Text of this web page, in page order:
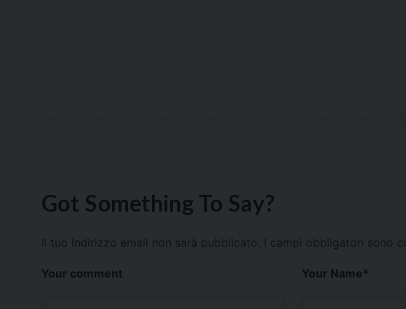
Got Something To Say?
Il tuo indirizzo email non sarà pubblicato. I campi obbligatori sono
Your comment Your Name*